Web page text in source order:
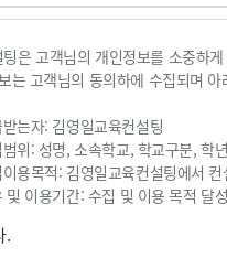
은 고객님의 개인정보를 소중하
는 고객님의 동의하에 수집되며
는자: 김영일교육컨설팅
위: 성명, 소속학교, 학교구분, 학
용목적: 김영일교육컨설팅에서
및 이용기간: 수집 및 이용 목적 달
.